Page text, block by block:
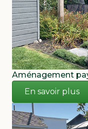
Aménagement
En savoir plus